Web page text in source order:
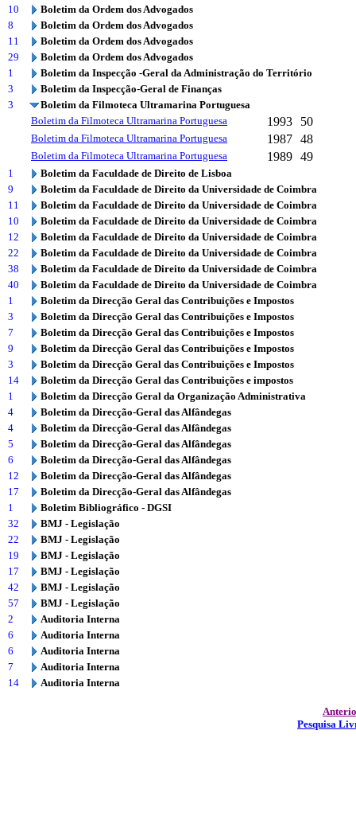
10
Boletim da Ordem dos Advogados
8
Boletim da Ordem dos Advogados
11
Boletim da Ordem dos Advogados
29
Boletim da Ordem dos Advogados
1
Boletim da Inspecção -Geral da Administração do Território
3
Boletim da Inspecção-Geral de Finanças
3
Boletim da Filmoteca Ultramarina Portuguesa
Boletim da Filmoteca Ultramarina Portuguesa
1993 50
Boletim da Filmoteca Ultramarina Portuguesa 1987 48
Boletim da Filmoteca Ultramarina Portuguesa 1989 49
1
Boletim da Faculdade de Direito de Lisboa
9
Boletim da Faculdade de Direito da Universidade de Coimbra
11
Boletim da Faculdade de Direito da Universidade de Coimbra
10
Boletim da Faculdade de Direito da Universidade de Coimbra
12
Boletim da Faculdade de Direito da Universidade de Coimbra
22
Boletim da Faculdade de Direito da Universidade de Coimbra
38
Boletim da Faculdade de Direito da Universidade de Coimbra
40
Boletim da Faculdade de Direito da Universidade de Coimbra
1
Boletim da Direcção Geral das Contribuições e Impostos
3
Boletim da Direcção Geral das Contribuições e Impostos
7
Boletim da Direcção Geral das Contribuições e Impostos
9
Boletim da Direcção Geral das Contribuições e Impostos
3
Boletim da Direcção Geral das Contribuições e Impostos
14
Boletim da Direcção Geral das Contribuições e impostos
1
Boletim da Direcção Geral da Organização Administrativa
4
Boletim da Direcção-Geral das Alfândegas
4
Boletim da Direcção-Geral das Alfândegas
5
Boletim da Direcção-Geral das Alfândegas
6
Boletim da Direcção-Geral das Alfândegas
12
Boletim da Direcção-Geral das Alfândegas
17
Boletim da Direcção-Geral das Alfândegas
1
Boletim Bibliográfico - DGSI
32
BMJ - Legislação
22
BMJ - Legislação
19
BMJ - Legislação
17
BMJ - Legislação
42
BMJ - Legislação
57
BMJ - Legislação
2
Auditoria Interna
6
Auditoria Interna
6
Auditoria Interna
7
Auditoria Interna
14
Auditoria Interna
Pesquisa